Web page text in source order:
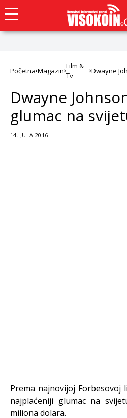
Početna Magazin
Film &
Tv
Dwayne
Dwayne
glumac na
14. JULA 2016.
Prema najnovijoj Forbesovoj
najplaćeniji glumac na
miliona dolara.